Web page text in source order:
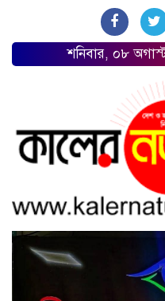
শনিবার, ০৮